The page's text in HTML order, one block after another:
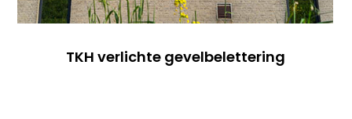
TKH verlichte gevelbelettering